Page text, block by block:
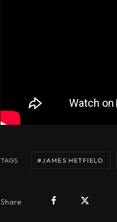
TAGS JAMES HETFIELD
Share